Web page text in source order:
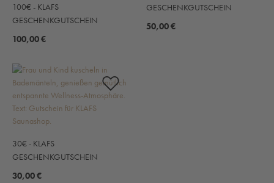
100€ - KLAFS
GESCHENKGUTSCHEIN
100,00 €
GESCHENKGUTSCHEIN
50,00 €
30€ - KLAFS
GESCHENKGUTSCHEIN
30,00 €